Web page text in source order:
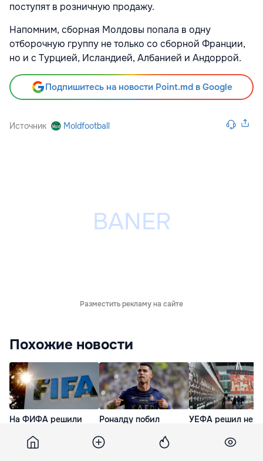
поступят в розничную продажу.
Напомним, сборная Молдовы попала в одну
отборочную группу не только со сборной Франции,
но и с Турцией, Исландией, Албанией и Андоррой.
Подпишитесь на новости Point.md в Google
Источник Moldfootball
Разместить рекламу на сайте
Похожие новости
На ФИФА решили
перенасыщенного
календаря матчей
Роналду побил
количеству матчей
на высшем уровне
УЕФА решил не
после сообщений